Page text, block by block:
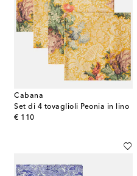
Cabana
Set di 4 tovaglioli Peonia in lino
€ 110
original price